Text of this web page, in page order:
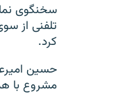
سخنگوی
تلفنی از
کرد.
مشروع با